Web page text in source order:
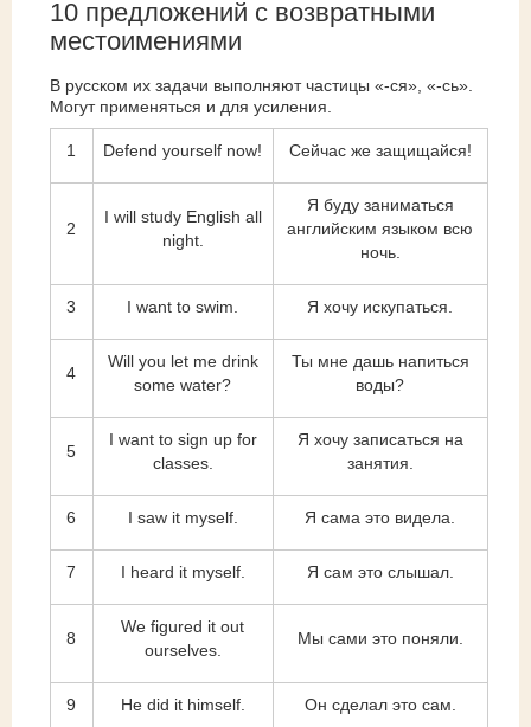
10 предложений с возвратными
местоимениями
В русском их задачи выполняют частицы «-ся», «-сь».
Могут применяться и для усиления.
1 Defend yourself now! Сейчас же защищайся!
2
I will study English all
night.
Я буду заниматься
английским языком всю
ночь.
3 I want to swim. Я хочу искупаться.
4
Will you let me drink
some water?
Ты мне дашь напиться
воды?
5
I want to sign up for
classes.
Я хочу записаться на
занятия.
6 I saw it myself. Я сама это видела.
7 I heard it myself. Я сам это слышал.
8
We figured it out
ourselves.
Мы сами это поняли.
9 He did it himself. Он сделал это сам.